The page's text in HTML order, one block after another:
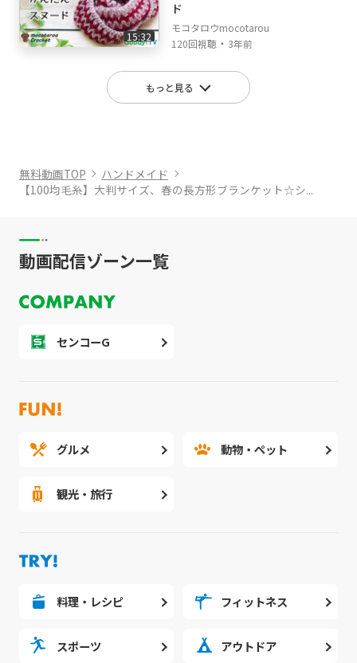
15:32
ド
モコタロウmocotarou
120回視聴 ・ 3年前
もっと見る
無料動画TOP
ハンドメイド
【100均毛糸】大判サイズ、春の長方形ブランケット☆シ...
動画配信ゾーン一覧
センコーG
グルメ 動物・ペット
観光・旅行
料理・レシピ フィットネス
スポーツ アウトドア